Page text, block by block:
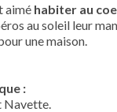
aimé habiter au
au soleil leur
une maison.
:
Navette.